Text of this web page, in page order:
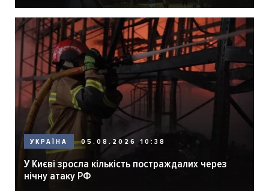
УКРАЇНА 05.08.2026 10:38
У Києві зросла кількість постраждалих через
нічну атаку РФ